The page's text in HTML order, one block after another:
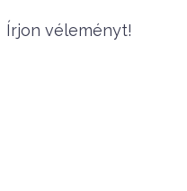
Írjon véleményt!